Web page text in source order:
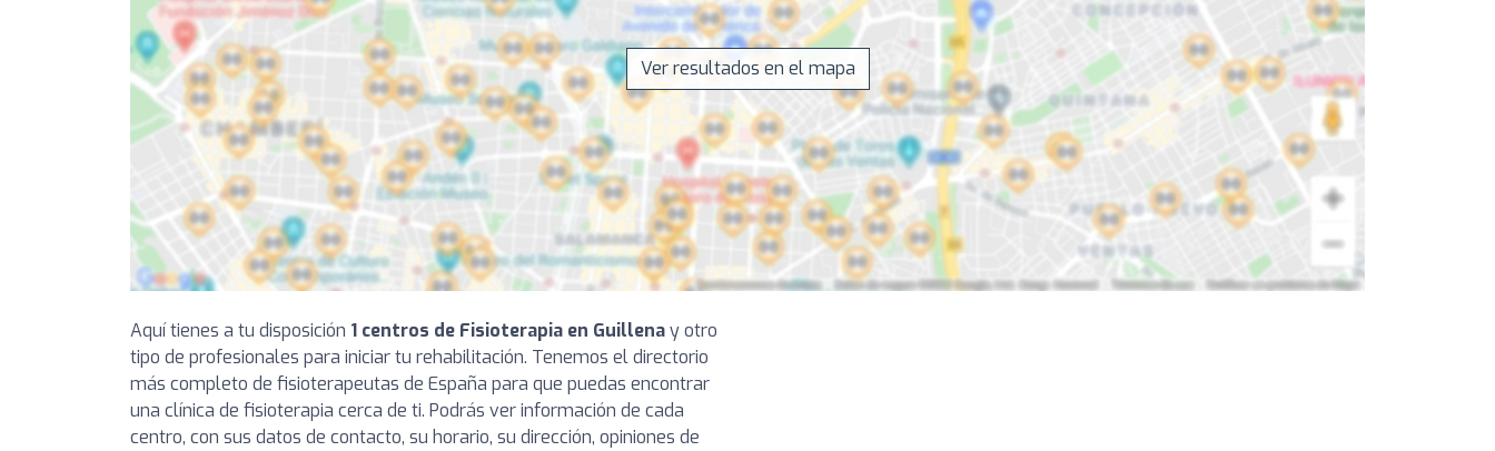
Ver resultados en el mapa
Aquí tienes a tu disposición 1 centros de Fisioterapia en Guillenay otro
tipo de profesionales para iniciar tu rehabilitación. Tenemos el directorio
más completo de fisioterapeutas de España para que puedas encontrar
una clínica de fisioterapia cerca de ti. Podrás ver información de cada
centro, con sus datos de contacto, su horario, su dirección, opiniones de